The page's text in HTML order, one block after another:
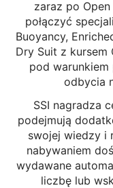
zaraz po
połączyć
Buoyancy,
Dry Suit z kursem
pod
odbycia
SSI nagradza
podejmują
swojej wiedzy i
nabywaniem
wydawane
liczbę lub